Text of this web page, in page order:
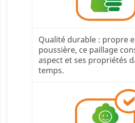
Qualité durable : propre
poussière, ce paillage
aspect et ses propriétés
temps.